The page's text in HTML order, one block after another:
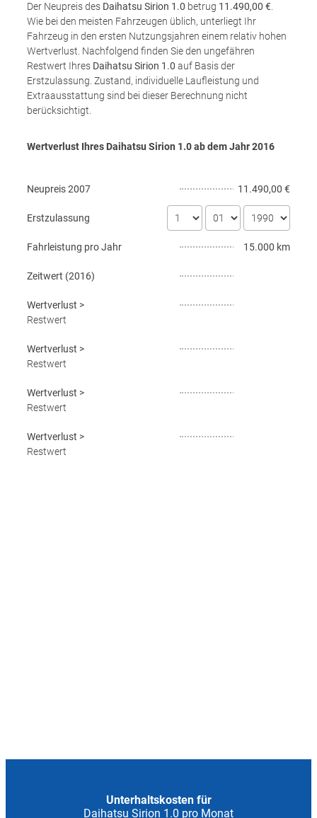
Der Neupreis des Daihatsu Sirion 1.0 betrug 11.490,00 €
Wie bei den meisten Fahrzeugen üblich, unterliegt Ihr
Fahrzeug in den ersten Nutzungsjahren einem relativ hohen
Wertverlust. Nachfolgend finden Sie den ungefähren
Restwert Ihres Daihatsu Sirion 1.0 auf Basis der
Erstzulassung. Zustand, individuelle Laufleistung und
Extraausstattung sind bei dieser Berechnung nicht
berücksichtigt.
Wertverlust Ihres Daihatsu Sirion 1.0 ab dem Jahr2016
Neupreis2007 11.490,00 €
Erstzulassung
Fahrleistung pro Jahr 15.000 km
Zeitwert (2016)
Wertverlust >
Restwert
Wertverlust >
Restwert
Wertverlust >
Restwert
Wertverlust >
Restwert
Unterhaltskosten für
Daihatsu Sirion 1.0 pro Monat